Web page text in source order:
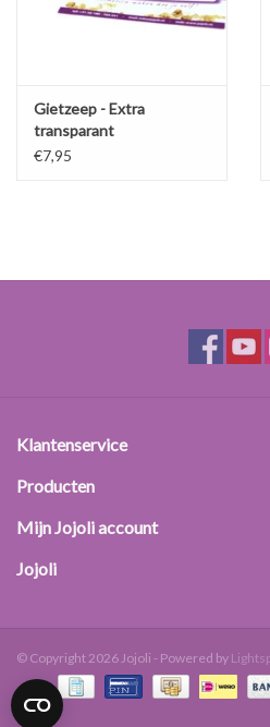
Gietzeep - Extra
transparant
€7,95
Klantenservice
Producten
Mijn Jojoli account
Jojoli
© Copyright 2026 Jojoli - Powered by